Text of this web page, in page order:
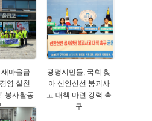
마을금
영 실천
봉사활동
...
광명시민들, 국회 찾
아 신안산선 붕괴사
고 대책 마련 강력 촉
구